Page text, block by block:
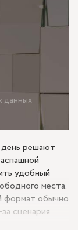
данных
решают
удобный
места.
формат обычно
сценария